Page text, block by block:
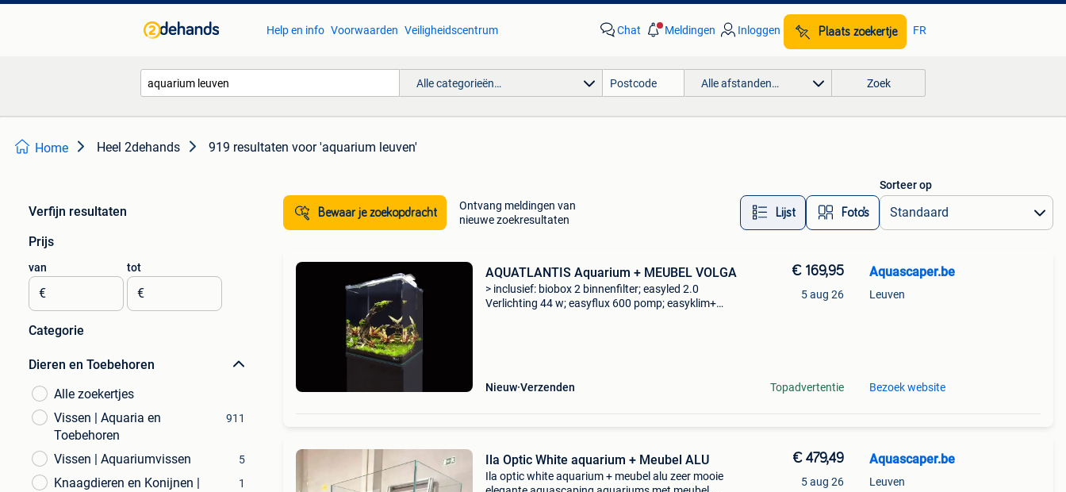
Help en info Voorwaarden Veiligheidscentrum Chat Meldingen Inloggen Plaats zoekertje FR
Alle categorieën… Alle afstanden… Zoek
Home Heel 2dehands 919 resultaten voor 'aquarium leuven'
Verfijn resultaten
Prijs
van
€
tot
€
Categorie
Dieren en Toebehoren
Alle zoekertjes
Vissen | Aquaria en
Toebehoren
911
Vissen | Aquariumvissen 5
Knaagdieren en Konijnen |
1
Bewaar je zoekopdracht
Ontvang meldingen van
nieuwe zoekresultaten
Lijst Foto’s
Sorteer op
AQUATLANTIS Aquarium + MEUBEL VOLGA
> inclusief: biobox 2 binnenfilter; easyled 2.0
Verlichting 44 w; easyflux 600 pomp; easyklim+
Nieuw Verzenden
€ 169,95
5 aug 26
Topadvertentie
Aquascaper.be
Leuven
Bezoek website
Ila Optic White aquarium + Meubel ALU
Ila optic white aquarium + meubel alu zeer mooie
€ 479,49
5 aug 26
Aquascaper.be
Leuven